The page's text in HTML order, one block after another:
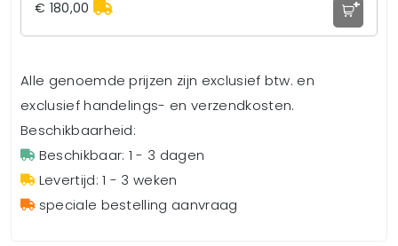
€ 180,00 +
Alle genoemde prijzen zijn exclusief btw. en
exclusief handelings- en verzendkosten.
Beschikbaarheid:
Beschikbaar: 1 - 3 dagen
Levertijd: 1 - 3 weken
speciale bestelling aanvraag